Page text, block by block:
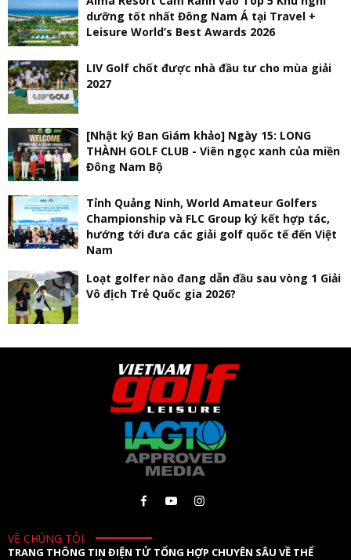
dưỡng tốt nhất Đông Nam Á tại Travel +
Leisure World’s Best Awards 2026
LIV Golf chốt được nhà đầu tư cho mùa giải
2027
[Nhật ký Ban Giám khảo] Ngày 15: LONG
THÀNH GOLF CLUB - Viên ngọc xanh của miền
Đông Nam Bộ
Tỉnh Quảng Ninh, World Amateur Golfers
Championship và FLC Group ký kết hợp tác,
hướng tới đưa các giải golf quốc tế đến Việt
Nam
Loạt golfer nào đang dẫn đầu sau vòng 1 Giải
Vô địch Trẻ Quốc gia 2026?
VỀ CHÚNG TÔI
TRANG THÔNG TIN ĐIỆN TỬ TỔNG HỢP CHUYÊN SÂU VỀ THỂ